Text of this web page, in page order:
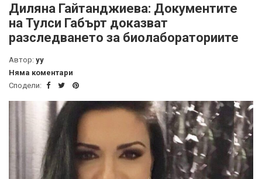
Диляна Гайтанджиева: Документите
на Тулси Габърт доказват
разследването за биолабораториите
Автор: yy
Няма коментари
Сподели: